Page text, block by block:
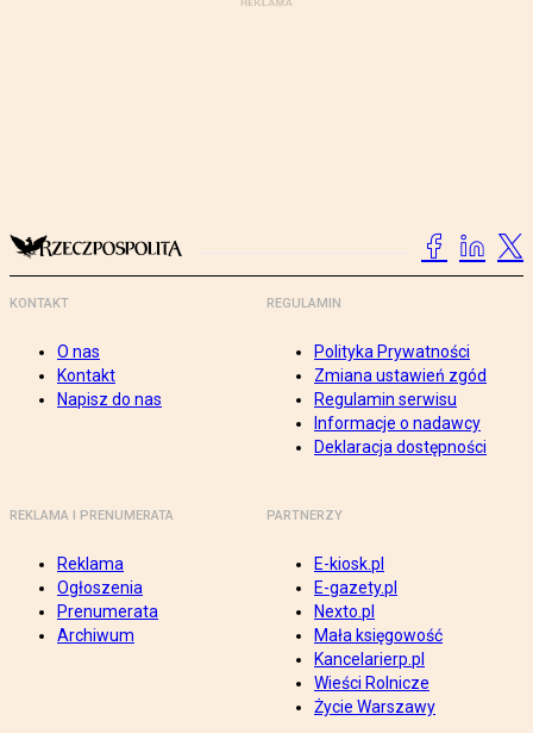
KONTAKT
O nas
Kontakt
Napisz do nas
REGULAMIN
Polityka Prywatności
Zmiana ustawień zgód
Regulamin serwisu
Informacje o nadawcy
Deklaracja dostępności
REKLAMA I PRENUMERATA
Reklama
Ogłoszenia
Prenumerata
Archiwum
PARTNERZY
E-kiosk.pl
E-gazety.pl
Nexto.pl
Mała księgowość
Kancelarierp.pl
Wieści Rolnicze
Życie Warszawy